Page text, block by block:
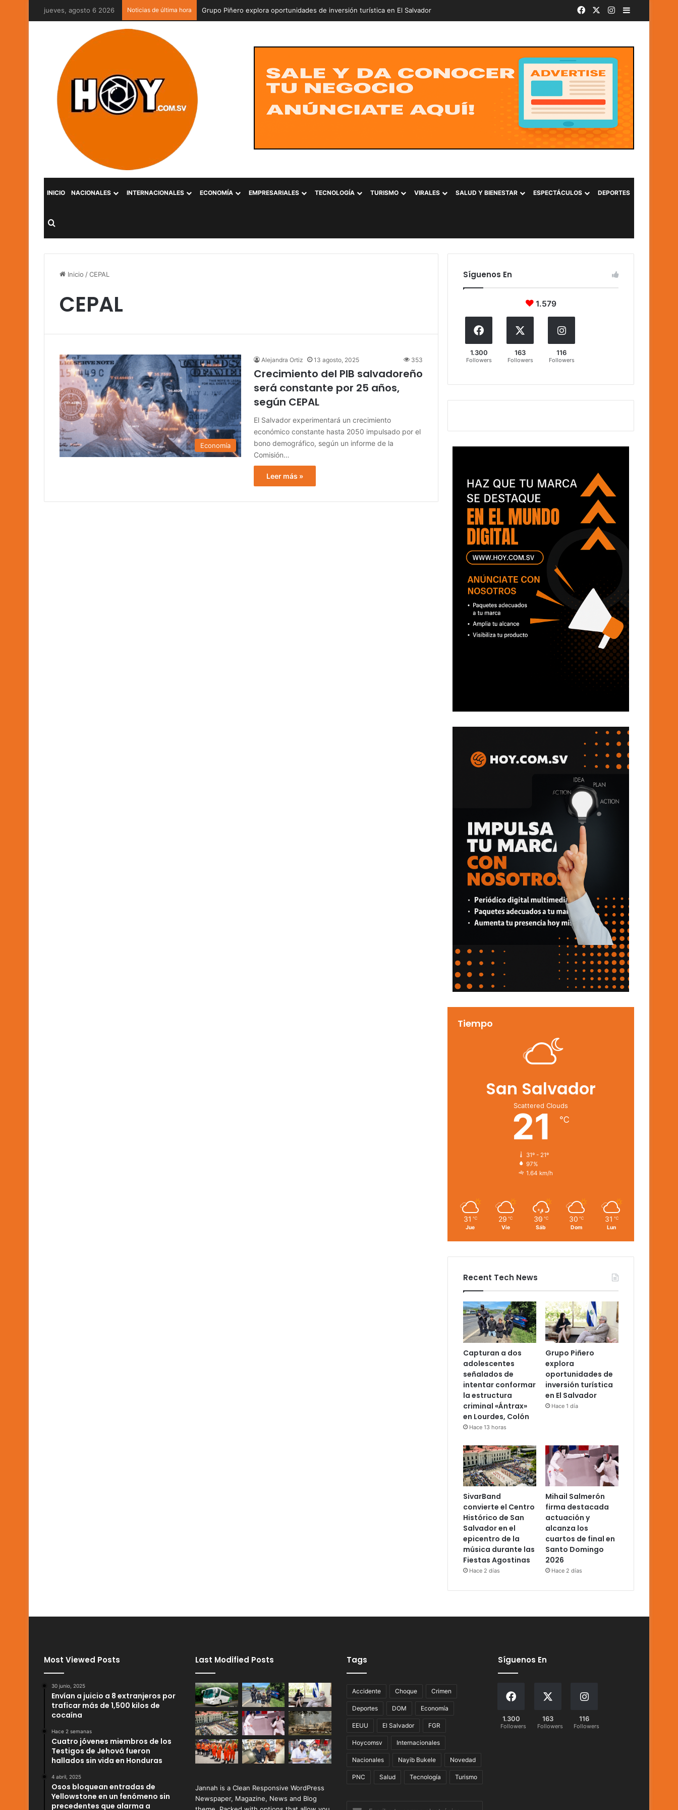
jueves, agosto 6 2026 Noticias de última hora Grupo Piñero explora oportunidades de inversión turística en El Salvador Facebook Instagram
INICIO NACIONALES INTERNACIONALES ECONOMÍA EMPRESARIALES TECNOLOGÍA TURISMO VIRALES SALUD Y BIENESTAR ESPECTÁCULOS DEPORTES
Buscar por
Inicio /CEPAL
CEPAL
Economía
Alejandra Ortiz 13 agosto, 2025 353
Crecimiento del PIB salvadoreño
será constante por 25 años,
según CEPAL
El Salvador experimentará un crecimiento
económico constante hasta 2050 impulsado por el
bono demográfico, según un informe de la
Comisión…
Leer más »
Síguenos En
1.579
1.300
Followers
163
Followers
116
Followers
Tiempo
San Salvador
Scattered Clouds
21 ℃
31º - 21º
97%
1.64 km/h
31 ℃
Jue
29 ℃
Vie
30 ℃
Sáb
30 ℃
Dom
31 ℃
Lun
Recent Tech News
Capturan a dos
adolescentes
señalados de
intentar conformar
la estructura
criminal «Ántrax»
en Lourdes, Colón
Hace 13 horas
Grupo Piñero
explora
oportunidades de
inversión turística
en El Salvador
Hace 1 día
SivarBand
convierte el Centro
Histórico de San
Salvador en el
epicentro de la
música durante las
Fiestas Agostinas
Hace 2 días
Mihail Salmerón
firma destacada
actuación y
alcanza los
cuartos de final en
Santo Domingo
2026
Hace 2 días
Most Viewed Posts
30 junio, 2025
Envían a juicio a 8 extranjeros por
traficar más de 1,500 kilos de
cocaína
Hace 2 semanas
Cuatro jóvenes miembros de los
Testigos de Jehová fueron
hallados sin vida en Honduras
4 abril, 2025
Osos bloquean entradas de
Yellowstone en un fenómeno sin
precedentes que alarma a
Last Modified Posts
Jannah is a Clean Responsive WordPress
Newspaper, Magazine, News and Blog
Tags
Accidente Choque Crimen
Deportes DOM Economía
EEUU El Salvador FGR
Hoycomsv Internacionales
Nacionales Nayib Bukele Novedad
PNC Salud Tecnología Turismo
Escribe
Síguenos En
1.300
Followers
163
Followers
116
Followers